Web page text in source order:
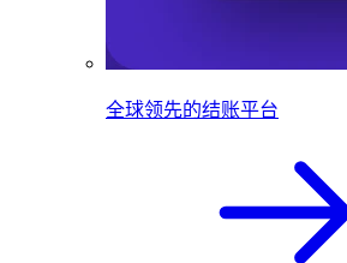
全球领先的结账平台